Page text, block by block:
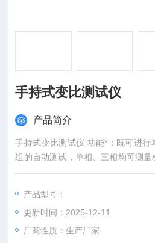
手持式变比测试仪
产品简介
手持式变比测试仪 功能*：既可进行
组的自动测试，单相、三相均可测量
AB、BC、CA三相的变比值、相角
3、相角测量功能：准确测量高、低
非整点的变压器进行变比和角度的测
产品型号：
更新时间：2025-12-11
厂商性质：生产厂家